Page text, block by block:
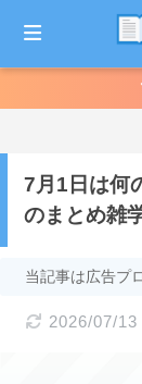
7月1日は何
のまとめ雑
当記事は広告プ
2026/07/13